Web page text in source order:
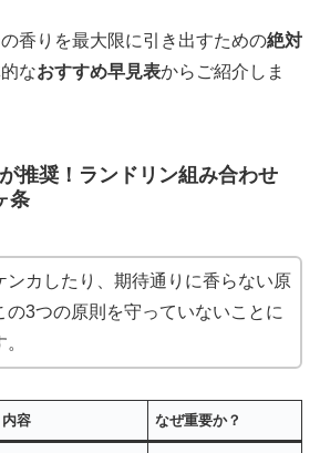
香りを最大限に引き出すための絶対
なおすすめ早見表からご紹介しま
推奨！ランドリン組み合わせ
条
ンカしたり、期待通りに香らない原
の3つの原則を守っていないことに
内容 なぜ重要か？